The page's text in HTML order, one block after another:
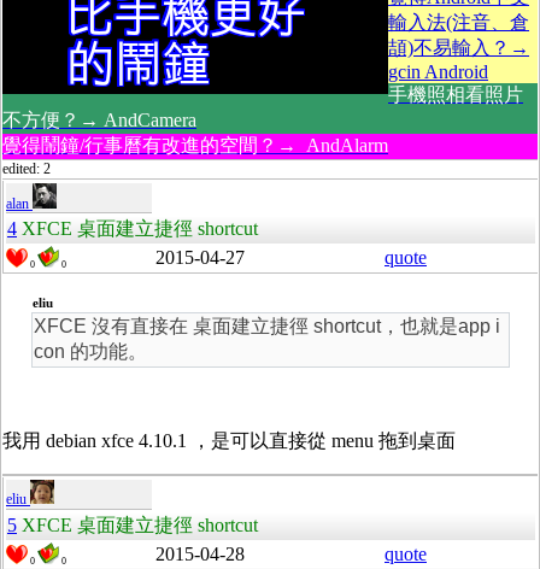
輸入法(注音、倉
頡)不易輸入？→
gcin Android
手機照相看照片
不方便？→ AndCamera
覺得鬧鐘/行事曆有改進的空間？→ AndAlarm
edited: 2
alan
4 XFCE 桌面建立捷徑 shortcut
0 0 2015-04-27 quote
eliu
XFCE 沒有直接在 桌面建立捷徑 shortcut，也就是app i
con 的功能。
我用 debian xfce 4.10.1 ，是可以直接從 menu 拖到桌面
eliu
5 XFCE 桌面建立捷徑 shortcut
0 0 2015-04-28 quote